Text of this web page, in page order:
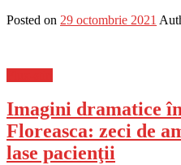
Posted on 29 octombrie 2021
Imagini dramatice
Floreasca: zeci de
lase pacienţii